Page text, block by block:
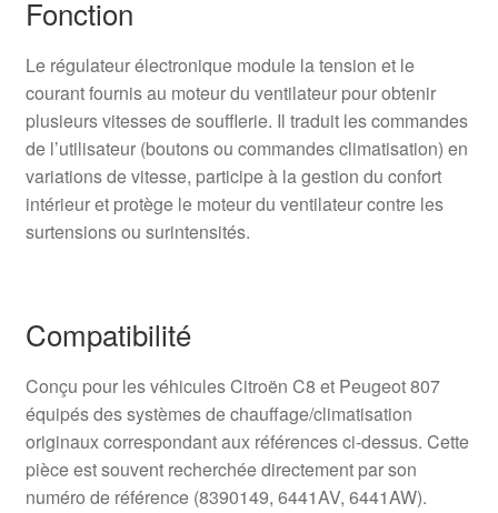
Fonction
Le régulateur électronique module la tension et le
courant fournis au moteur du ventilateur pour obtenir
plusieurs vitesses de soufflerie. Il traduit les commandes
de l’utilisateur (boutons ou commandes climatisation) en
variations de vitesse, participe à la gestion du confort
intérieur et protège le moteur du ventilateur contre les
surtensions ou surintensités.
Compatibilité
Conçu pour les véhicules Citroën C8 et Peugeot 807
équipés des systèmes de chauffage/climatisation
originaux correspondant aux références ci-dessus. Cette
pièce est souvent recherchée directement par son
numéro de référence (8390149, 6441AV, 6441AW).